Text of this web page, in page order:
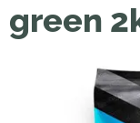
green